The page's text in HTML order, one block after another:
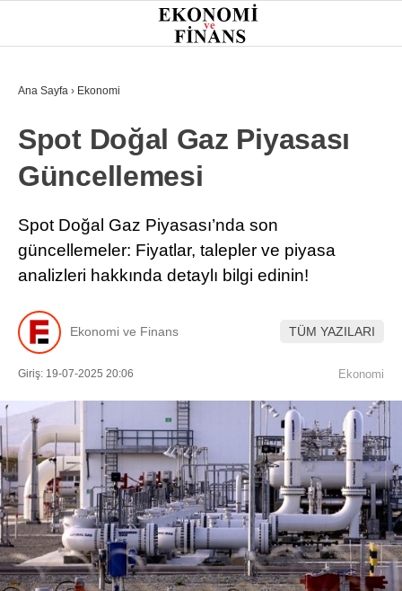
WhatsApp İhbar Hattı
25.1°
GÜNDEM
EKONOMI
FINANS
BORSA
SEKTÖRLER
OTOMOBIL
Ana Sayfa › Ekonomi
Spot Doğal Gaz Piyasası
Güncellemesi
Spot Doğal Gaz Piyasası’nda son
güncellemeler: Fiyatlar, talepler ve piyasa
analizleri hakkında detaylı bilgi edinin!
Ekonomi ve Finans TÜM YAZILARI
Giriş: 19-07-2025 20:06 Ekonomi